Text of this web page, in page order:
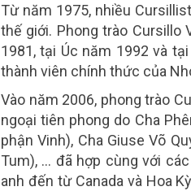
Từ năm 1975, nhiều
thế giới. Phong trào Cursillo
1981, tại Úc năm 1992 và
thành viên chính thức của
Vào năm 2006, phong trào
ngoại tiên phong do Cha
phận Vinh), Cha Giuse Võ
Tum), … đã hợp cùng với
anh đến từ Canada và Hoa